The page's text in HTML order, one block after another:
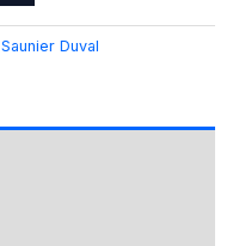
Saunier Duval